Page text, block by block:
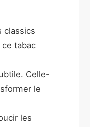
classics
tabac
Celle-
le
les